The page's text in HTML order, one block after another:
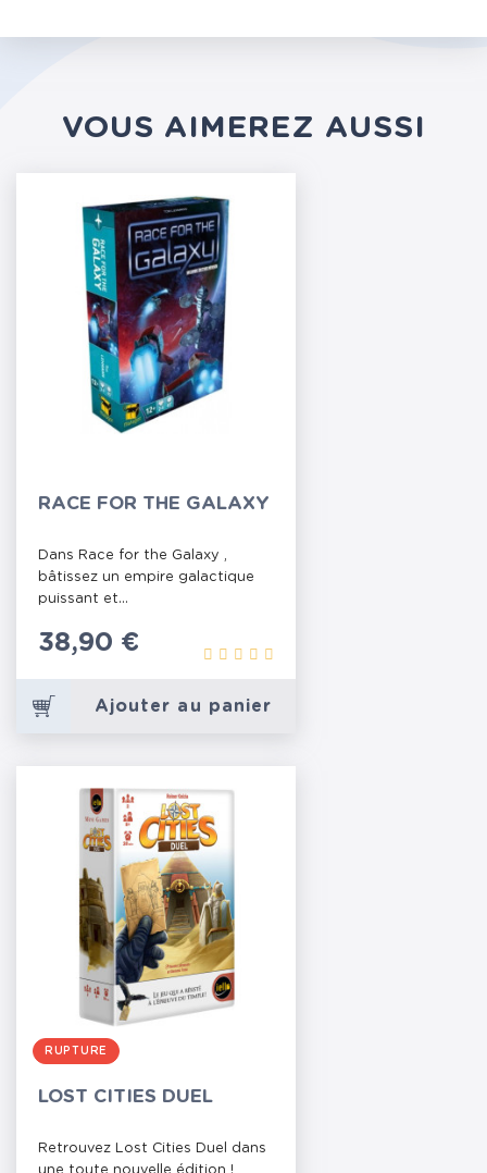
VOUS AIMEREZ AUSSI
RACE FOR THE GALAXY
Dans Race for the Galaxy ,
bâtissez un empire galactique
puissant et...
Prix
38,90 €
Ajouter au panier
RUPTURE
LOST CITIES DUEL
Retrouvez Lost Cities Duel dans